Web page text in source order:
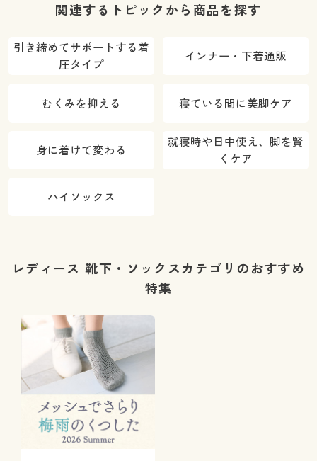
30～50cm対
(日本製)
関連するトピックから商品を探す
引き締めてサポートする着
圧タイプ
インナー・下着通販
むくみを抑える 寝ている間に美脚ケア
身に着けて変わる
就寝時や日中使え、脚を賢
くケア
ハイソックス
レディース 靴下・ソックスカテゴリのおすすめ
特集